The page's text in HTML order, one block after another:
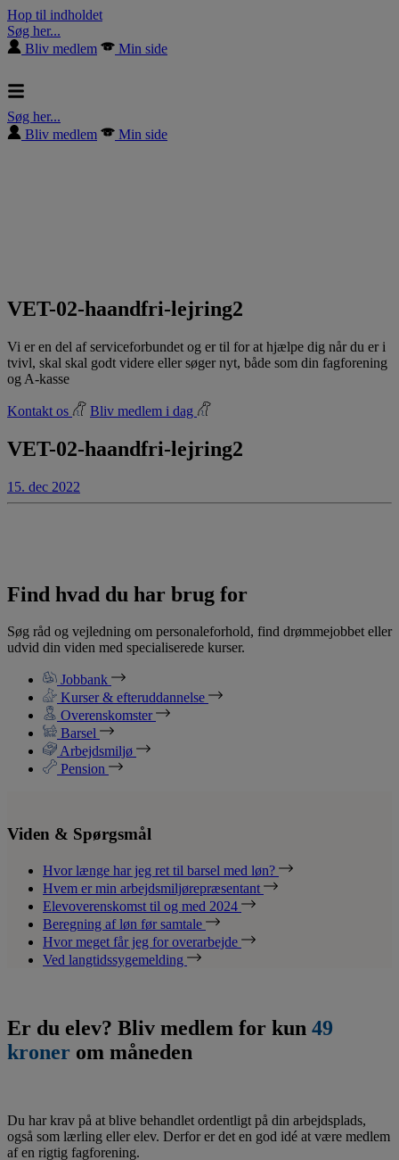
Hop til indholdet
Søg her...
Bliv medlem
Min side
Søg her...
Bliv medlem
Min side
VET-02-haandfri-lejring2
Vi er en del af serviceforbundet og er til for at hjælpe dig når du er i
tvivl, skal skal godt videre eller søger nyt, både som din fagforening
og A-kasse
Kontakt os Bliv medlem i dag
VET-02-haandfri-lejring2
15. dec 2022
Find hvad du har brug for
Søg råd og vejledning om personaleforhold, find drømmejobbet eller
udvid din viden med specialiserede kurser.
Jobbank
Kurser & efteruddannelse
Overenskomster
Barsel
Arbejdsmiljø
Pension
Viden & Spørgsmål
Hvor længe har jeg ret til barsel med løn?
Hvem er min arbejdsmiljørepræsentant
Elevoverenskomst til og med 2024
Beregning af løn før samtale
Hvor meget får jeg for overarbejde
Ved langtidssygemelding
Er du elev? Bliv medlem for kun 49
kroner om måneden
Du har krav på at blive behandlet ordentligt på din arbejdsplads,
også som lærling eller elev. Derfor er det en god idé at være medlem
af en rigtig fagforening.